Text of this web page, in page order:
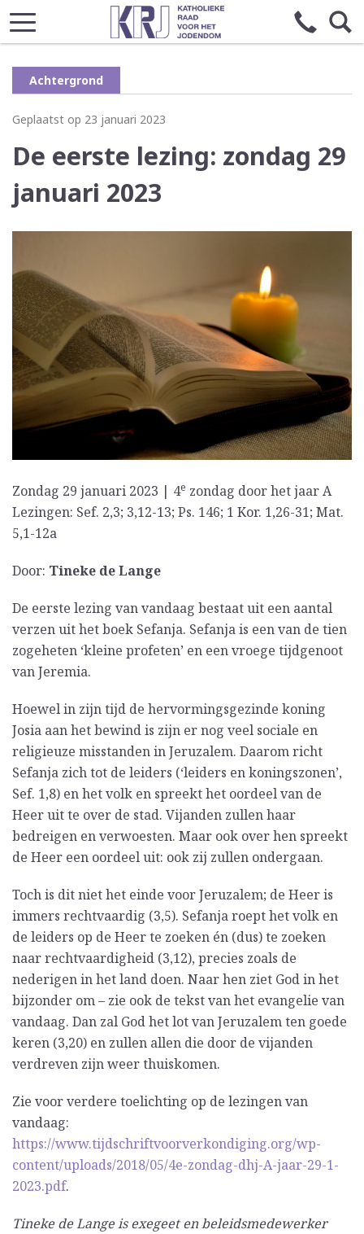
Achtergrond
Geplaatst op 23 januari 2023
De eerste lezing: zondag 29
januari 2023
Zondag 29 januari 2023 | 4e zondag door het jaar A
Lezingen: Sef. 2,3; 3,12-13; Ps. 146; 1 Kor. 1,26-31; Mat.
5,1-12a
Door: Tineke de Lange
De eerste lezing van vandaag bestaat uit een aantal
verzen uit het boek Sefanja. Sefanja is een van de tien
zogeheten ‘kleine profeten’ en een vroege tijdgenoot
van Jeremia.
Hoewel in zijn tijd de hervormingsgezinde koning
Josia aan het bewind is zijn er nog veel sociale en
religieuze misstanden in Jeruzalem. Daarom richt
Sefanja zich tot de leiders (‘leiders en koningszonen’,
Sef. 1,8) en het volk en spreekt het oordeel van de
Heer uit te over de stad. Vijanden zullen haar
bedreigen en verwoesten. Maar ook over hen spreekt
de Heer een oordeel uit: ook zij zullen ondergaan.
Toch is dit niet het einde voor Jeruzalem; de Heer is
immers rechtvaardig (3,5). Sefanja roept het volk en
de leiders op de Heer te zoeken én (dus) te zoeken
naar rechtvaardigheid (3,12), precies zoals de
nederigen in het land doen. Naar hen ziet God in het
bijzonder om – zie ook de tekst van het evangelie van
vandaag. Dan zal God het lot van Jeruzalem ten goede
keren (3,20) en zullen allen die door de vijanden
verdreven zijn weer thuiskomen.
Zie voor verdere toelichting op de lezingen van
vandaag:
https://www.tijdschriftvoorverkondiging.org/wp-
content/uploads/2018/05/4e-zondag-dhj-A-jaar-29-1-
2023.pdf.
Tineke de Lange is exegeet en beleidsmedewerker